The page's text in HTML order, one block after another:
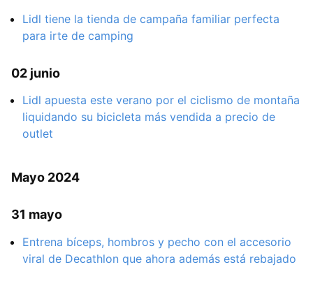
Lidl tiene la tienda de campaña familiar perfecta
para irte de camping
02 junio
Lidl apuesta este verano por el ciclismo de montaña
liquidando su bicicleta más vendida a precio de
outlet
Mayo 2024
31 mayo
Entrena bíceps, hombros y pecho con el accesorio
viral de Decathlon que ahora además está rebajado